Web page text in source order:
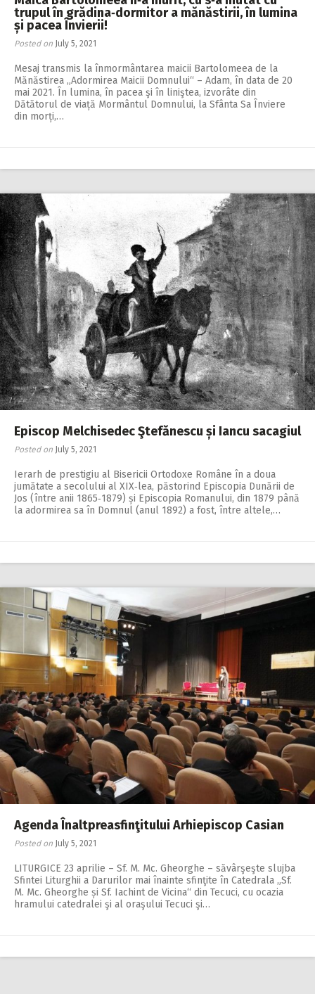
trupul în grădina‑dormitor a mănăstirii, în lumina
și pacea Învierii!
Posted on July 5, 2021
Mesaj transmis la înmormântarea maicii Bartolomeea de la
Mănăstirea „Adormirea Maicii Domnului“ – Adam, în data de 20
mai 2021. În lumina, în pacea şi în liniştea, izvorâte din
Dătătorul de viață Mormântul Domnului, la Sfânta Sa Înviere
din morți,…
Episcop Melchisedec Ştefănescu și Iancu sacagiul
Posted on July 5, 2021
Ierarh de prestigiu al Bisericii Ortodoxe Române în a doua
jumătate a secolului al XIX‑lea, păstorind Epis­copia Dunării de
Jos (între anii 1865‑1879) și Episcopia Romanului, din 1879 până
la adormirea sa în Domnul (anul 1892) a fost, între altele,…
Agenda Înaltpreasfinţitului Arhiepiscop Casian
Posted on July 5, 2021
LITURGICE 23 aprilie – Sf. M. Mc. Gheor­ghe – săvârşeşte slujba
Sfintei Liturghii a Darurilor mai înainte sfinţite în Catedrala „Sf.
M. Mc. Gheorghe și Sf. Iachint de Vicina“ din Tecuci, cu ocazia
hramului catedralei şi al oraşului Tecuci şi…